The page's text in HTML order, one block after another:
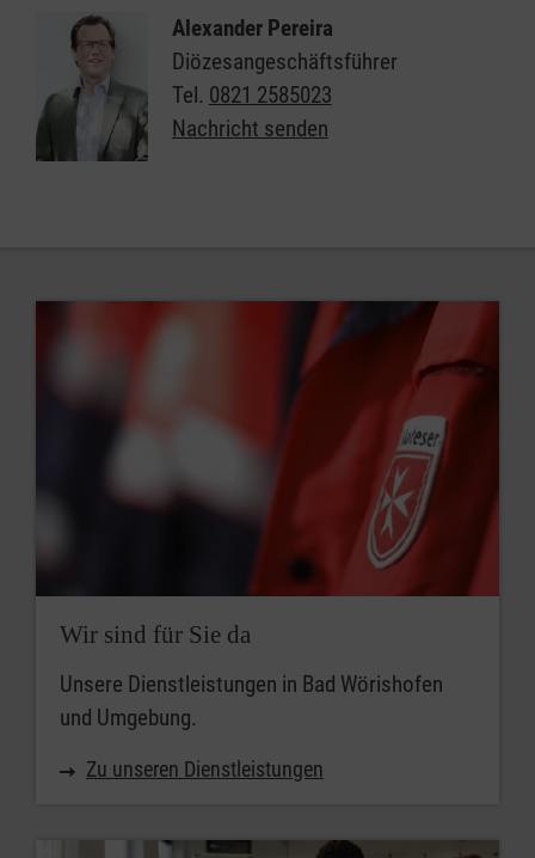
Alexander Pereira
Diözesangeschäftsführer
Tel. 0821 2585023
Nachricht senden
Wir sind für Sie da
Unsere Dienstleistungen in Bad Wörishofen
und Umgebung.
Zu unseren Dienstleistungen